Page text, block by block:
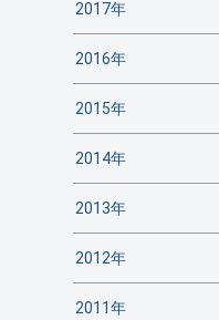
2017年
2016年
2015年
2014年
2013年
2012年
2011年